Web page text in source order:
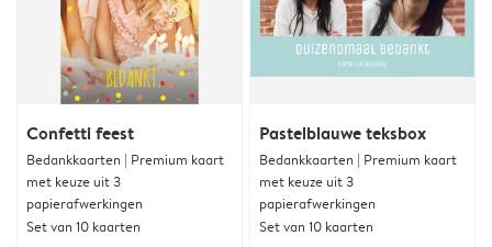
Confetti feest
Bedankkaarten | Premium kaart
met keuze uit 3
papierafwerkingen
Set van 10 kaarten
Pastelblauwe teksbox
Bedankkaarten | Premium kaart
met keuze uit 3
papierafwerkingen
Set van 10 kaarten